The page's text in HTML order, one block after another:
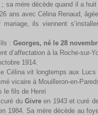
sa mère décède quand il a
ans avec Célina Renaud,
mariage, ils viennent
: Georges, né le 28
d’affectation à la Roche-sur-
1914.
Célina vit longtemps aux
vicaire à Mouilleron-en-
duGivreen 1943 et curé
1984. Sa mère décède au